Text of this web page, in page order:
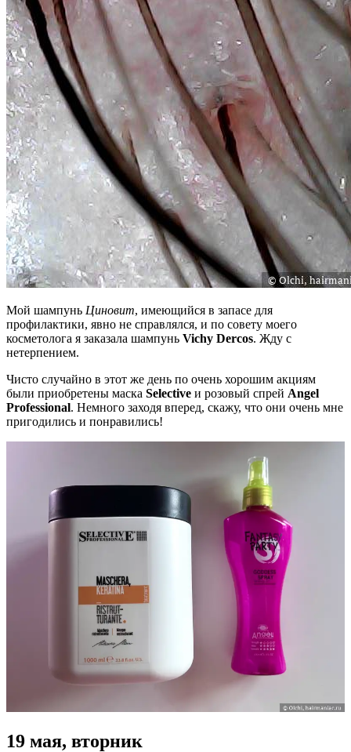
Мой шампунь Циновит, имеющийся в запасе для
профилактики, явно не справлялся, и по совету моего
косметолога я заказала шампунь Vichy Dercos. Жду с
нетерпением.
Чисто случайно в этот же день по очень хорошим акциям
были приобретены маска Selective и розовый спрей Angel
Professional. Немного заходя вперед, скажу, что они очень мне
пригодились и понравились!
19 мая, вторник